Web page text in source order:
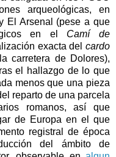
arqueológicas, en
El Arsenal (pese a que
en el Camí de
exacta del cardo
carretera de Dolores),
el hallazgo de lo que
menos que una pieza
reparto de una parcela
romanos, así que
de Europa en el que
registral de época
del ámbito de